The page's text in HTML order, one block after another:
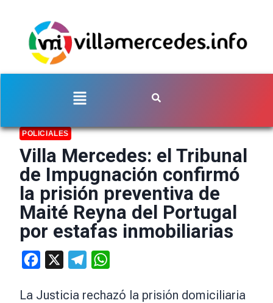
POLICIALES
Villa Mercedes: el Tribunal
de Impugnación confirmó
la prisión preventiva de
Maité Reyna del Portugal
por estafas inmobiliarias
Facebook Telegram
La Justicia rechazó la prisión domiciliaria